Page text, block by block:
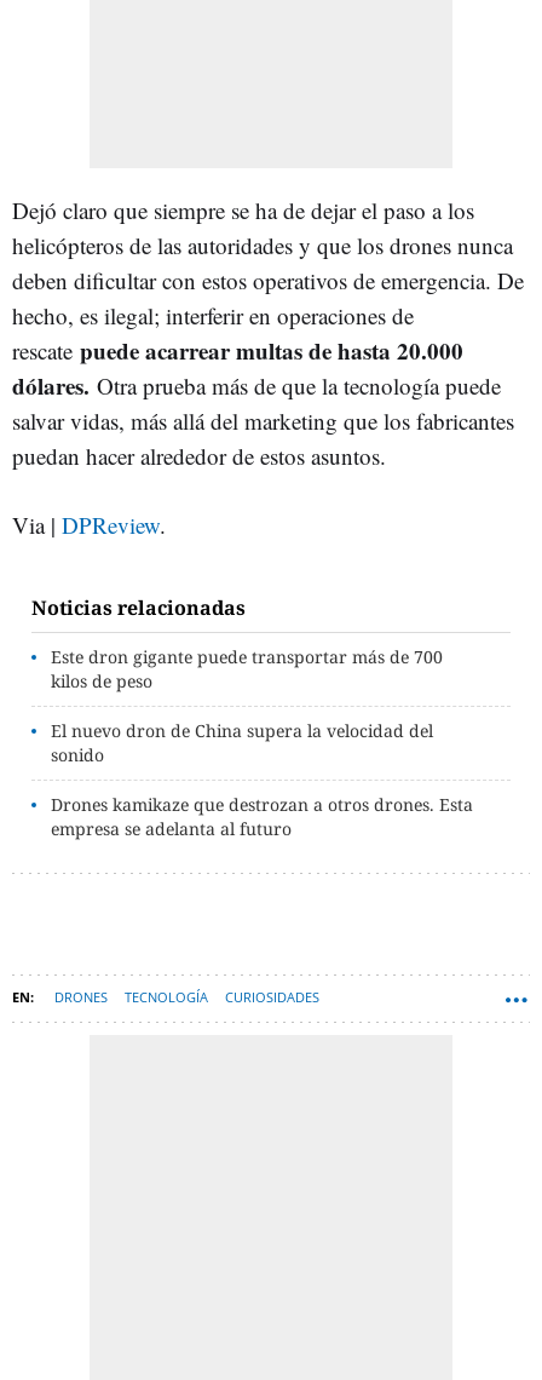
Dejó claro que siempre se ha de dejar el paso a los
helicópteros de las autoridades y que los drones nunca
deben dificultar con estos operativos de emergencia. De
hecho, es ilegal; interferir en operaciones de
rescate puede acarrear multas de hasta 20.000
dólares. Otra prueba más de que la tecnología puede
salvar vidas, más allá del marketing que los fabricantes
puedan hacer alrededor de estos asuntos.
Via | DPReview.
Noticias relacionadas
Este dron gigante puede transportar más de 700
kilos de peso
El nuevo dron de China supera la velocidad del
sonido
Drones kamikaze que destrozan a otros drones. Esta
empresa se adelanta al futuro
DRONES TECNOLOGÍA CURIOSIDADES